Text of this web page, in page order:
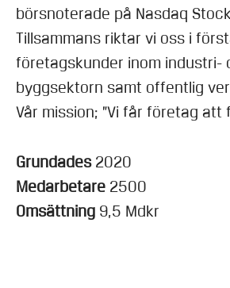
börsnoterade på Nasdaq
Tillsammans riktar vi oss i
företagskunder inom industri-
byggsektorn samt offentlig
Vår mission; ”Vi får företag att
Grundades 2020
Medarbetare 2500
Omsättning 9,5 Mdkr